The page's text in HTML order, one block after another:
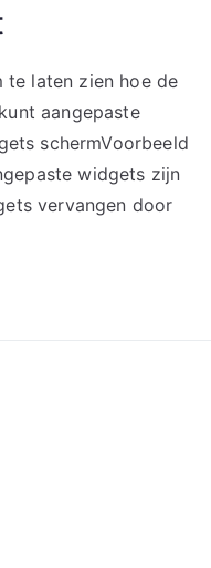
laten zien hoe de
aangepaste
schermVoorbeeld
widgets zijn
vervangen door